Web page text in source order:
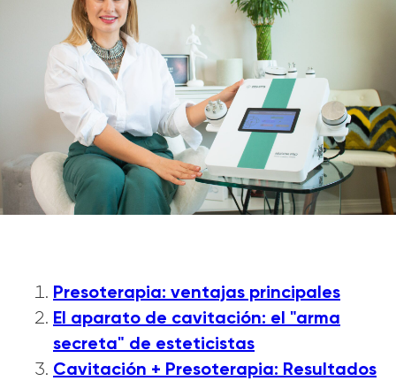
Presoterapia: ventajas principales
El aparato de cavitación: el "arma
secreta" de esteticistas
Cavitación + Presoterapia: Resultados